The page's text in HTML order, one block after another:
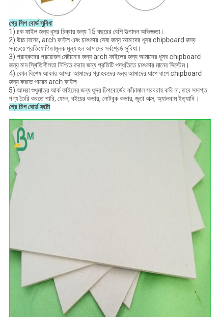
গ্রে সিপ বোর্ড সুবিধা
1) চক ফাইল জন্য ধূসর চিব্বার জন্য 15 বছরের বেশি উত্পাদন অভিজ্ঞতা।
2) উচ্চ মানের, arch ফাইল এবং চমৎকার সেবা জন্য আমাদের ধূসর chipboard জন্য
সবচেয়ে প্রতিযোগিতামূলক মূল্য হল আমাদের সর্বশ্রেষ্ঠ সুবিধা।
3) গ্রাহকদের প্রয়োজন মেটানোর জন্য arch ফাইলের জন্য আমাদের ধূসর chipboard
জন্য মান স্থিতিশীলতা নিশ্চিত করার জন্য প্রতিটি পদ্ধতিতে চমৎকার মানের সিস্টেম।
4) কোন বিশেষ আকার আমরা আমাদের গ্রাহকদের জন্য আমাদের ধাপে ধাপে chipboard
জন্য করতে পারেন arch ফাইল
5) আমরা শুধুমাত্র আর্ক ফাইলের জন্য ধূসর চিপবোর্ডের কাঁচামাল সরবরাহ করি না, তবে সমাপ্ত
পণ্য তৈরি করতে পারি, যেমন, বইয়ের কভার, নোটবুক কভার, জুতা বাক্স, অ্যালবাম ইত্যাদি।
গ্রে চিপ বোর্ড ফটো